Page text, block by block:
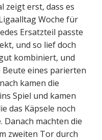
zeigt erst, dass es
Woche für
Ersatzteil passte
und so lief doch
kombiniert, und
eines parierten
kamen die
Spiel und kamen
das Käpsele noch
machten die
zweiten Tor durch